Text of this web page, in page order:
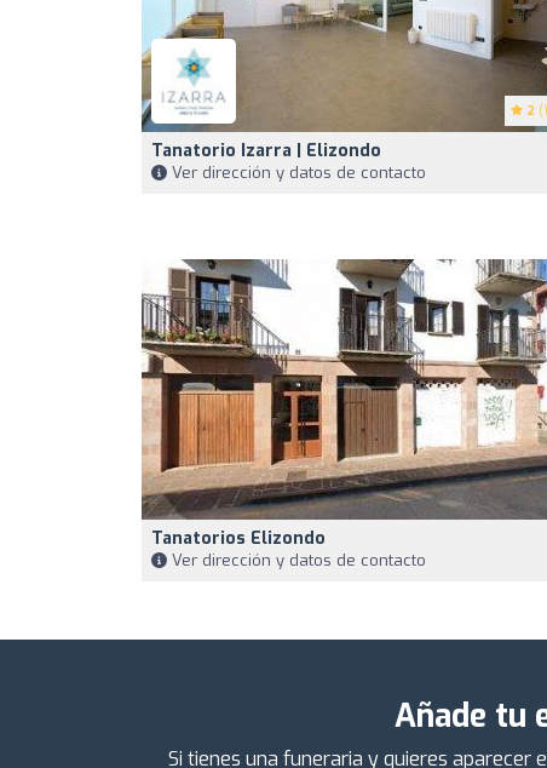
2
Tanatorio Izarra | Elizondo
Ver dirección y datos de contacto
Tanatorios Elizondo
Ver dirección y datos de contacto
Añade tu
Si tienes una funeraria y quieres